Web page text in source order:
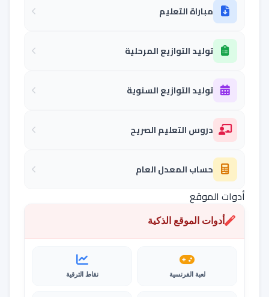
مباراة التعليم
توليد التوازيع المرحلية
توليد التوازيع السنوية
دروس التعليم الصريح
حساب المعدل العام
أدوات الموقع
أدوات الموقع الذكية
لعبة الفرنسية نقاط الترقية